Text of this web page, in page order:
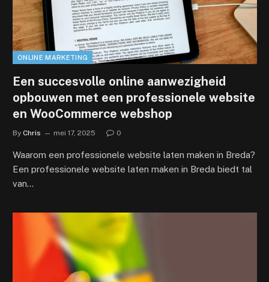
ONLINE MARKETING
Een succesvolle online aanwezigheid
opbouwen met een professionele website
en WooCommerce webshop
By Chris mei 17, 2025 0
Waarom een professionele website laten maken in Breda?
Een professionele website laten maken in Breda biedt tal
van…